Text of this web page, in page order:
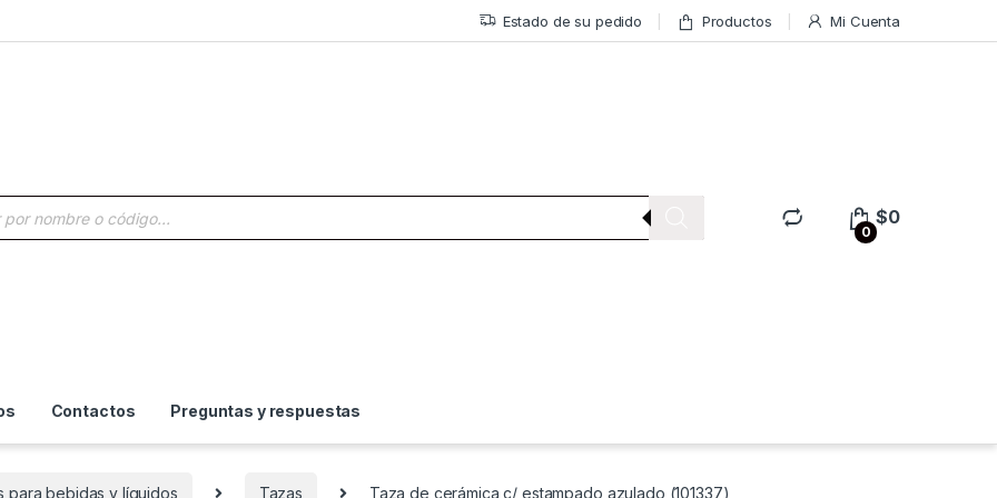
Estado de su pedido Productos Mi Cuenta
de productos
0
$0
Contactos Preguntas y respuestas
para bebidas y líquidos Tazas Taza de cerámica c/ estampado azulado (101337)